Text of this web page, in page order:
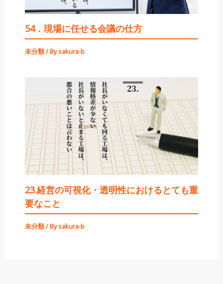
54．現場に任せる会議の仕方
未分類/ Bysakura-b
23.経営の可視化・透明性におけるとても重
要なこと
未分類/ Bysakura-b